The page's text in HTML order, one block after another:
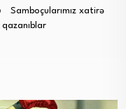
Samboçularımız xatirə